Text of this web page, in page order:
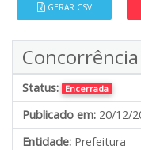
GERAR CSV
Status: Encerrada
Publicado em: 20/12/
Entidade: Prefeitura